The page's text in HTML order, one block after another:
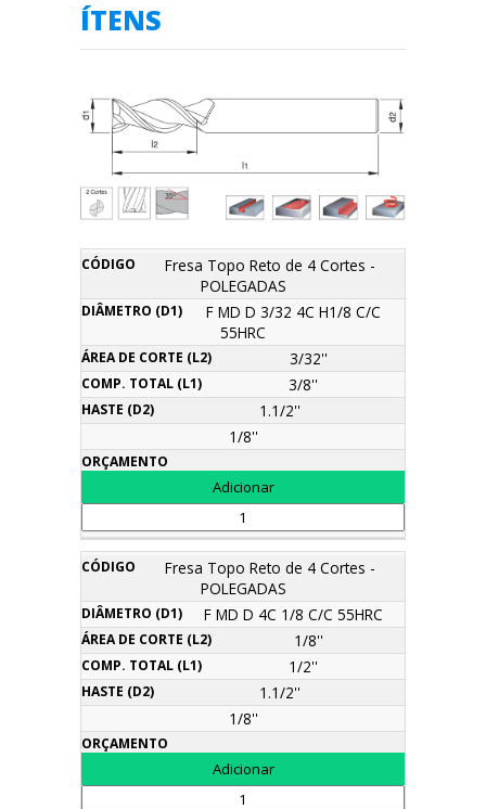
ÍTENS
Diâmetro
(d1)
Área
de
corte
(l2)
Comp.
Total
(l1)
Fresa Topo Reto de 4 Cortes -
POLEGADAS
F MD D 3/32 4C H1/8 C/C
55HRC
3/32''
3/8''
1.1/2''
1/8''
Fresa Topo Reto de 4 Cortes -
POLEGADAS
F MD D 4C 1/8 C/C 55HRC
1/8''
1/2''
1.1/2''
1/8''